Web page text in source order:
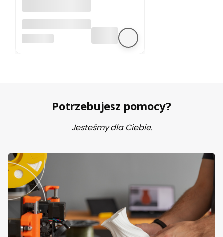
silnika krokowego
Potrzebujesz pomocy?
Jesteśmy dla Ciebie.